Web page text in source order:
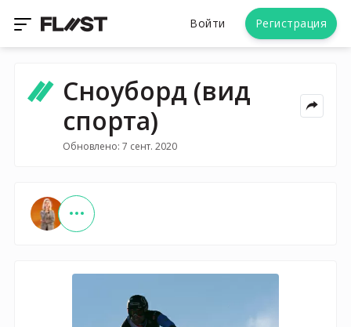
Войти Регистрация
Сноуборд (вид
спорта)
Обновлено: 7 сент. 2020